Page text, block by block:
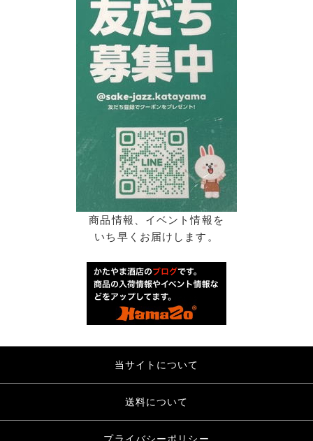
商品情報、イベント情報を
いち早くお届けします。
当サイトについて
送料について